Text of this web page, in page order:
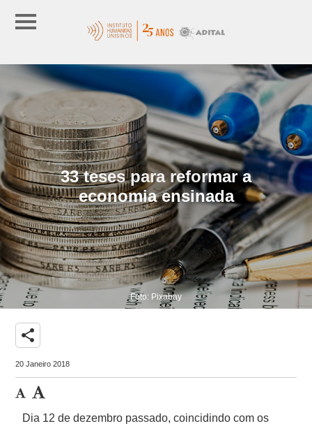
33 teses para reformar a
economia ensinada
Foto: Pixabay
share
20 Janeiro 2018
Dia 12 de dezembro passado, coincidindo com os